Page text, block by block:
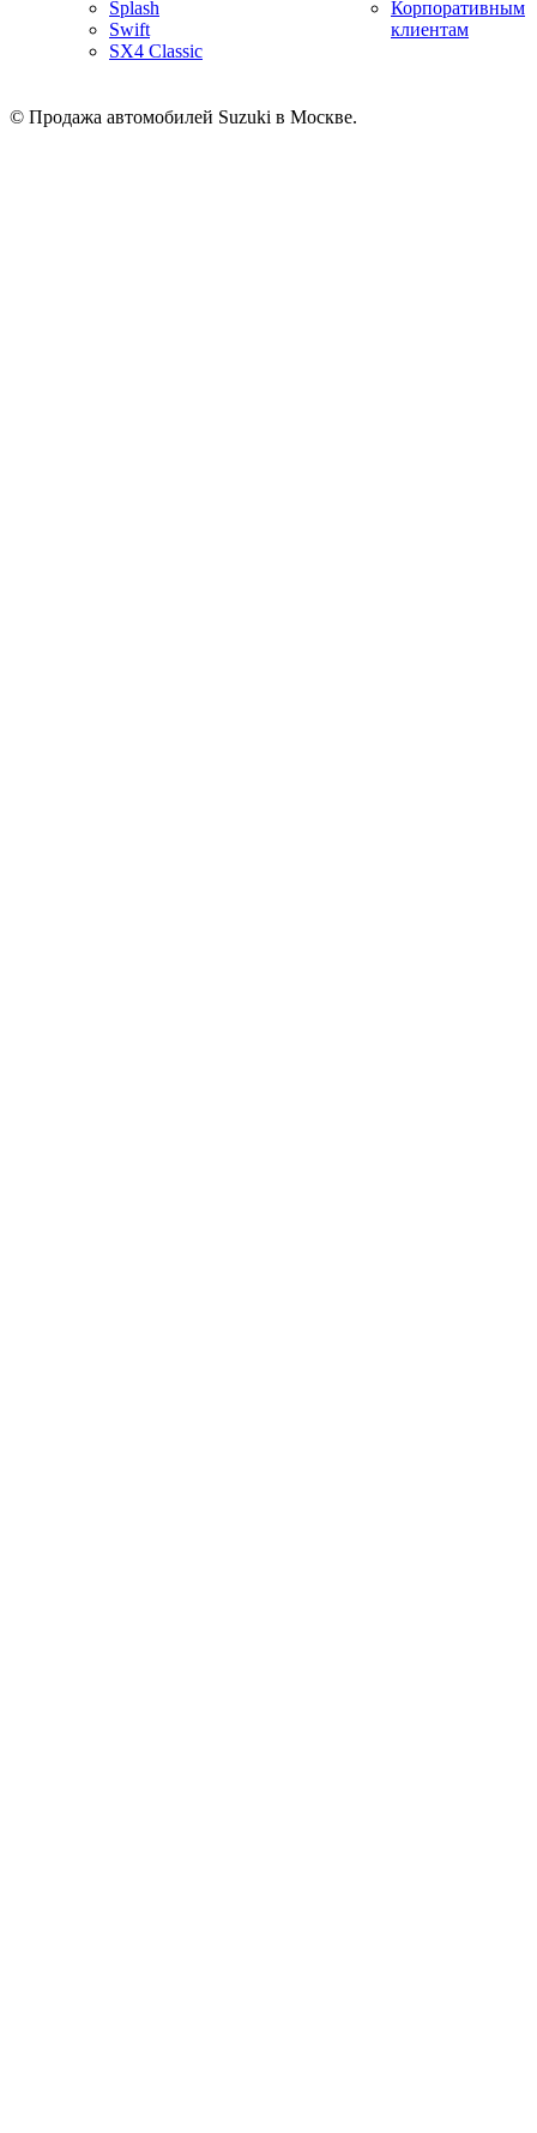
Splash
Swift
SX4 Classic
Корпоративным
клиентам
© Продажа автомобилей Suzuki в Москве.